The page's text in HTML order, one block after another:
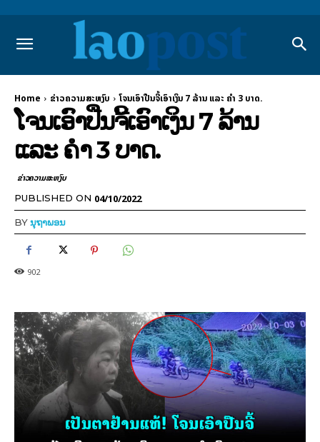
Home ຂ່າວຄວາມສະຫງົບ ໂຈນເອົາປືນຈີ້ເອົາເງິນ 7 ລ້ານ ແລະ ຄຳ 3 ບາດ.
ໂຈນເອົາປືນຈີ້ເອົາເງິນ 7 ລ້ານ
ແລະ ຄຳ 3 ບາດ.
ຂ່າວຄວາມສະຫງົບ
PUBLISHED ON 04/10/2022
BYນຸຖາພອນ
902